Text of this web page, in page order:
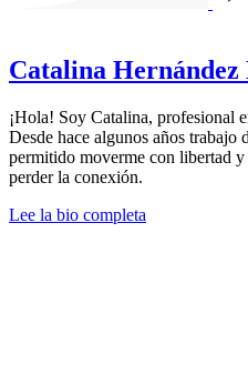
Catalina Hernández
¡Hola! Soy Catalina, profesional
Desde hace algunos años trabajo
permitido moverme con libertad
perder la conexión.
Lee la bio completa